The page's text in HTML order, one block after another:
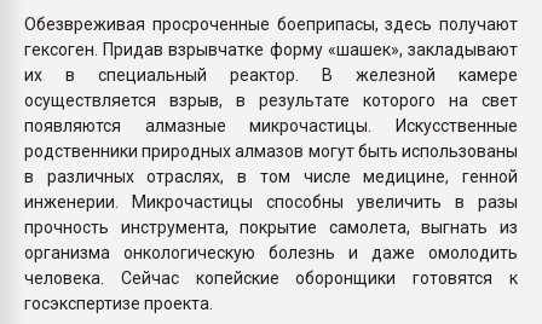
Обезвреживая просроченные боеприпасы, здесь получают
гексоген. Придав взрывчатке форму «шашек», закладывают
их в специальный реактор. В железной камере
осуществляется взрыв, в результате которого на свет
появляются алмазные микрочастицы. Искусственные
родственники природных алмазов могут быть использованы
в различных отраслях, в том числе медицине, генной
инженерии. Микрочастицы способны увеличить в разы
прочность инструмента, покрытие самолета, выгнать из
организма онкологическую болезнь и даже омолодить
человека. Сейчас копейские оборонщики готовятся к
госэкспертизе проекта.